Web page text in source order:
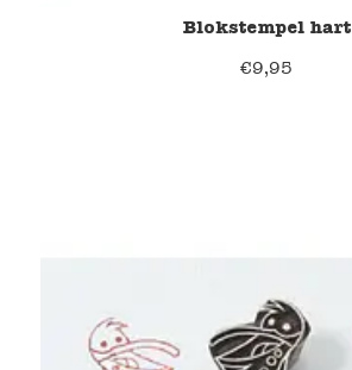
Blokstempel hart
€9,95